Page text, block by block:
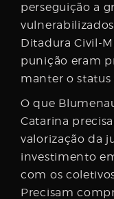
perseguição a
Ditadura Civil-
punição eram
manter o status
O que
Catarina
valorização da
investimento
com os
Precisam